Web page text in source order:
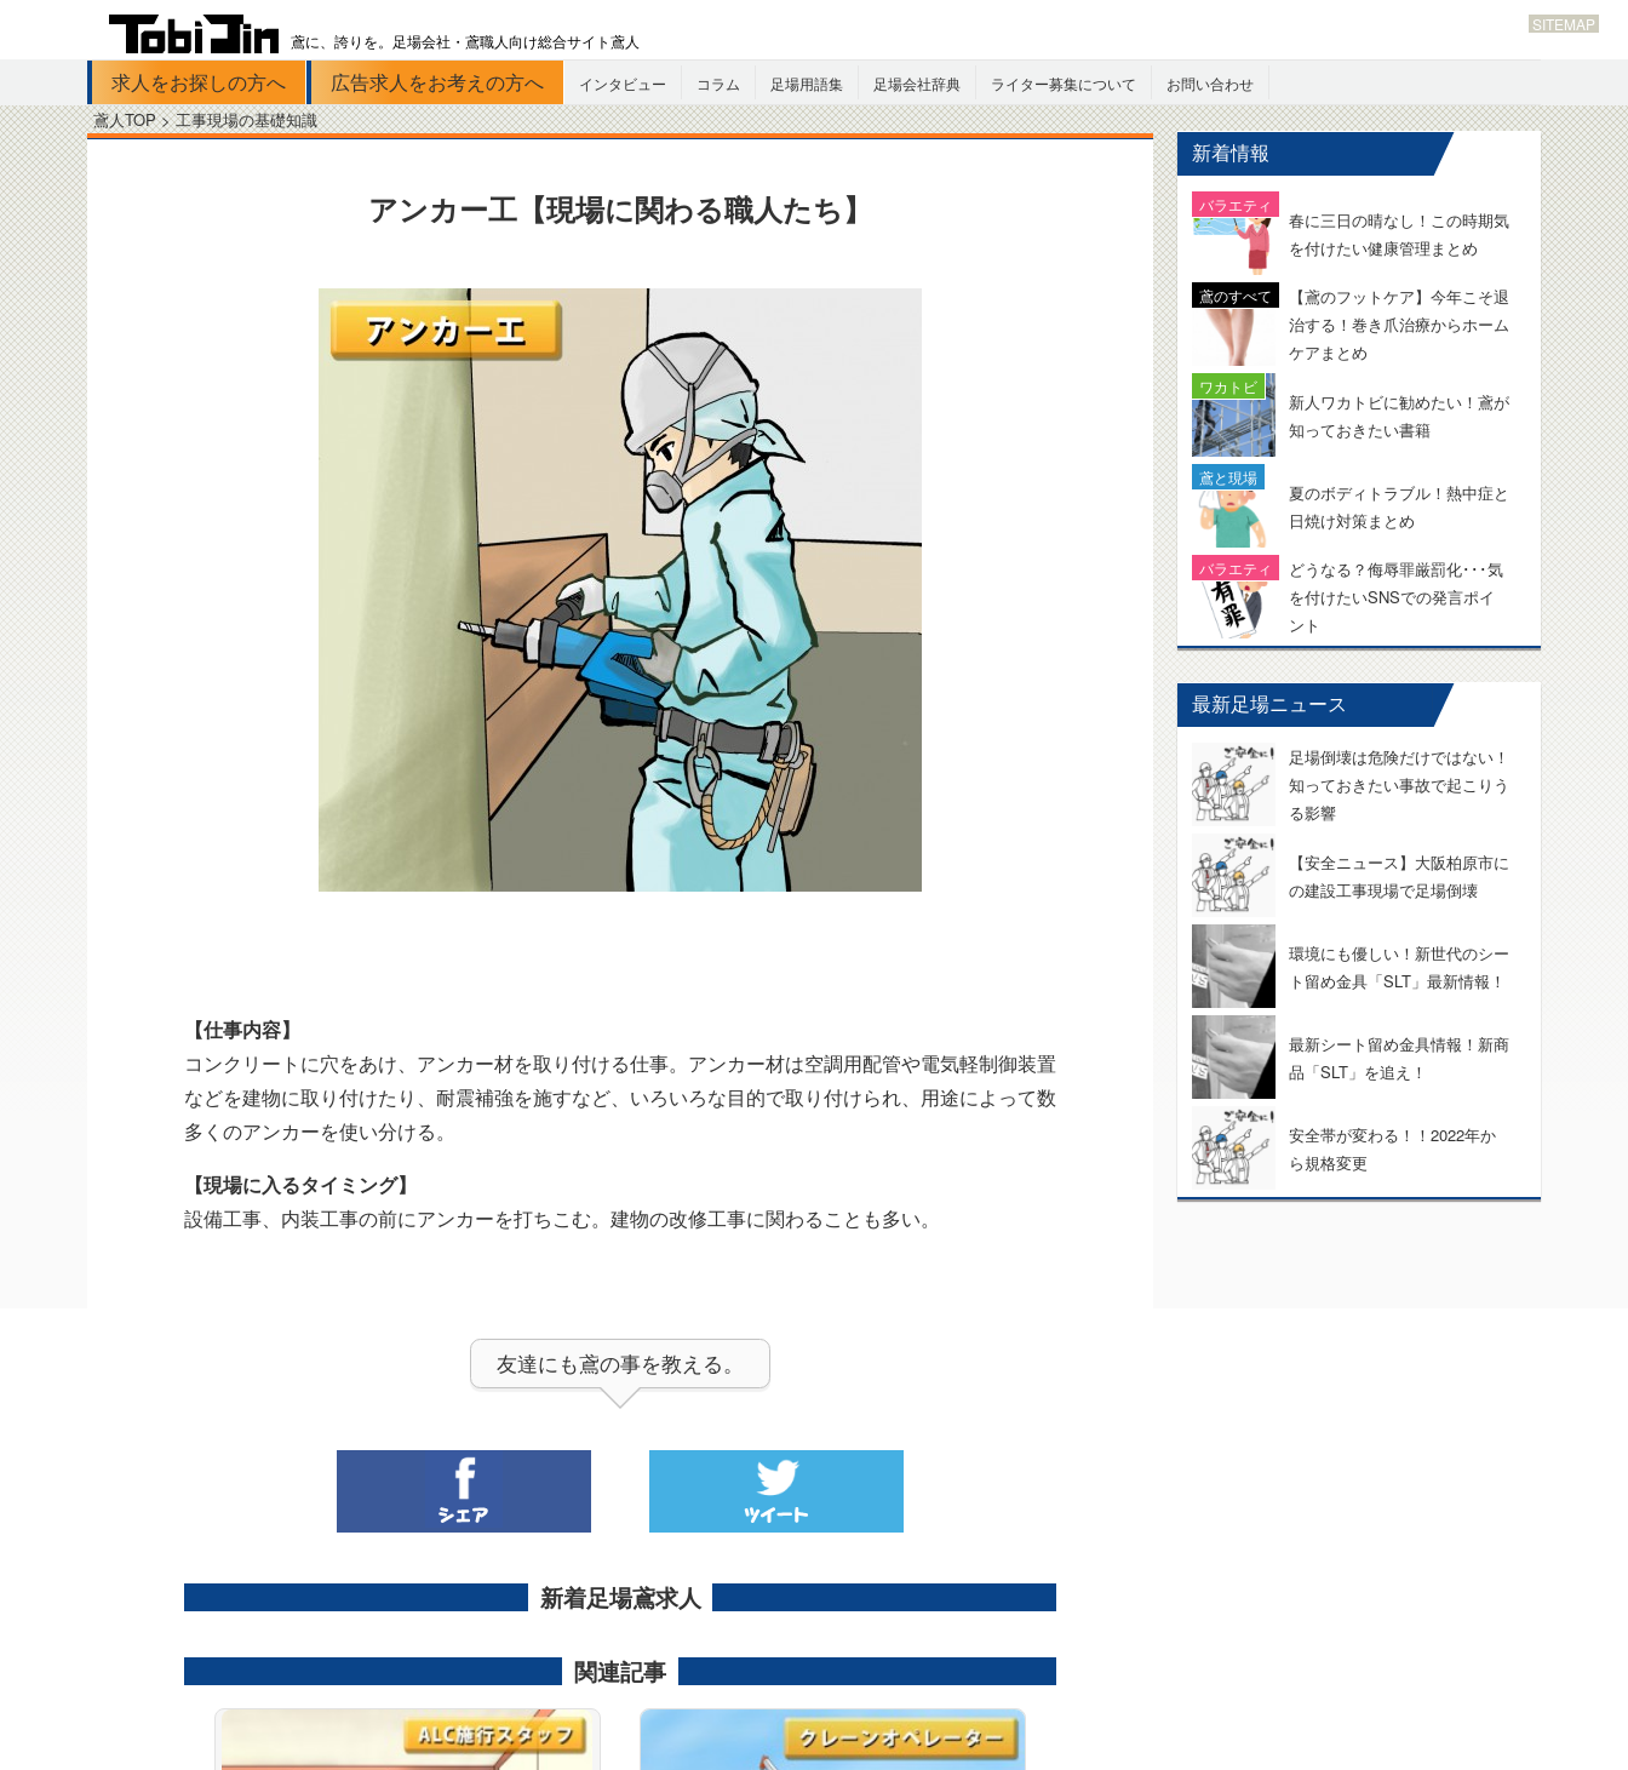
SITEMAP
鳶に、誇りを。足場会社・鳶職人向け総合サイト鳶人
Skip to primary content
求人をお探しの方へ 広告求人をお考えの方へ インタビュー コラム 足場用語集 足場会社辞典 ライター募集について お問い合わせ
鳶人TOP >工事現場の基礎知識
アンカー工【現場に関わる職人たち】
【仕事内容】
コンクリートに穴をあけ、アンカー材を取り付ける仕事。アンカー材は空調用配管や電気軽制御装置
などを建物に取り付けたり、耐震補強を施すなど、いろいろな目的で取り付けられ、用途によって数
多くのアンカーを使い分ける。
【現場に入るタイミング】
設備工事、内装工事の前にアンカーを打ちこむ。建物の改修工事に関わることも多い。
友達にも鳶の事を教える。
新着足場鳶求人
関連記事
新着情報
春に三日の晴なし！この時期気
を付けたい健康管理まとめ
【鳶のフットケア】今年こそ退
治する！巻き爪治療からホーム
ケアまとめ
新人ワカトビに勧めたい！鳶が
知っておきたい書籍
夏のボディトラブル！熱中症と
日焼け対策まとめ
どうなる？侮辱罪厳罰化･･･気
を付けたいSNSでの発言ポイ
ント
最新足場ニュース
足場倒壊は危険だけではない！
知っておきたい事故で起こりう
る影響
【安全ニュース】大阪柏原市に
の建設工事現場で足場倒壊
環境にも優しい！新世代のシー
ト留め金具「SLT」最新情報！
最新シート留め金具情報！新商
品「SLT」を追え！
安全帯が変わる！！2022年か
ら規格変更